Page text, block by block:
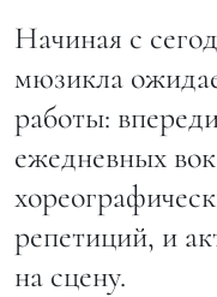
Начиная с
мюзикла
работы:
ежедневных
репетиций, и
на сцену.